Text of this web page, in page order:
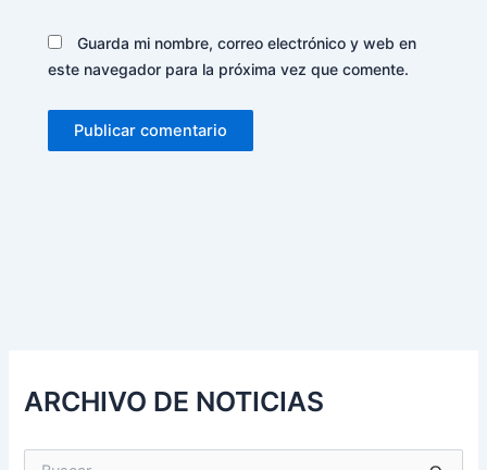
Guarda mi nombre, correo electrónico y web en
este navegador para la próxima vez que comente.
ARCHIVO DE NOTICIAS